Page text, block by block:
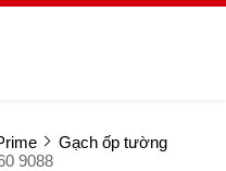
Gạch ốp tường
9088